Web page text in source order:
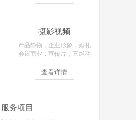
摄影视频
产品静物，企业形象，婚礼
会议商业，宣传片，三维动
查看详情
务项目